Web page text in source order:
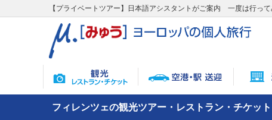
【プライベートツアー】日本語アシスタントがご案内 一度は行
フィレンツェの観光ツアー・レストラン・チケット